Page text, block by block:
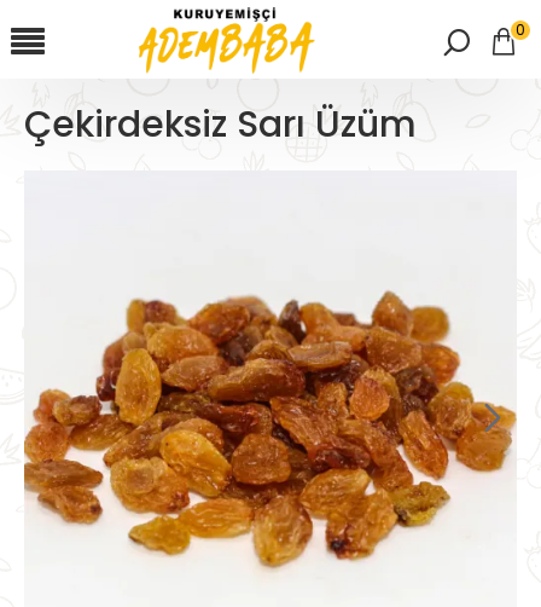
0
Çekirdeksiz Sarı Üzüm